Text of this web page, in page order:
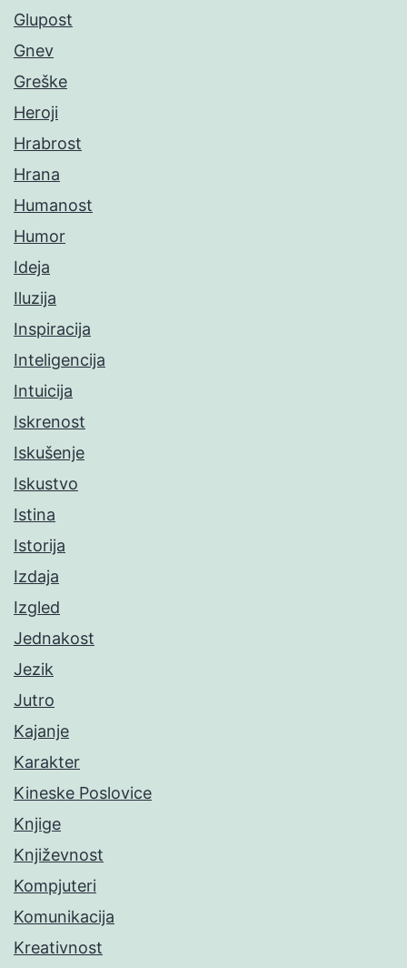
Glupost
Gnev
Greške
Heroji
Hrabrost
Hrana
Humanost
Humor
Ideja
Iluzija
Inspiracija
Inteligencija
Intuicija
Iskrenost
Iskušenje
Iskustvo
Istina
Istorija
Izdaja
Izgled
Jednakost
Jezik
Jutro
Kajanje
Karakter
Kineske Poslovice
Knjige
Književnost
Kompjuteri
Komunikacija
Kreativnost